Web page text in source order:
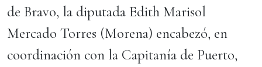
de Bravo, la diputada Edith Marisol
Mercado Torres (Morena) encabezó, en
coordinación con la Capitanía de Puerto,